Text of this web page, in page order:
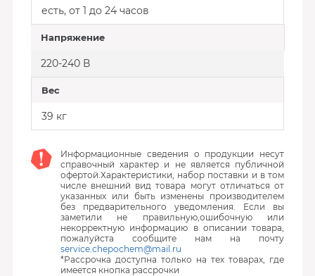
есть, от 1 до 24 часов
Напряжение
220-240 В
Вес
39 кг
Информационные сведения о продукции несут
справочный характер и не является публичной
офертой.Характеристики, набор поставки и в том
числе внешний вид товара могут отличаться от
указанных или быть изменены производителем
без предварительного уведомления. Если вы
заметили не правильную,ошибочную или
некорректную информацию в описании товара,
пожалуйста сообщите нам на почту
service.chepochem@mail.ru
*Рассрочка доступна только на тех товарах, где
имеется кнопка рассрочки